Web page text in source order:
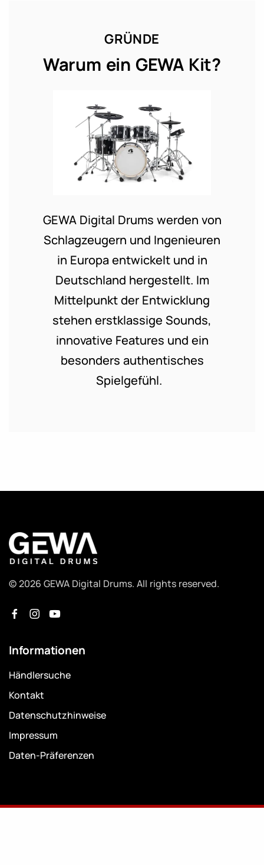
GRÜNDE
Warum ein GEWA Kit?
GEWA Digital Drums werden von
Schlagzeugern und Ingenieuren
in Europa entwickelt und in
Deutschland hergestellt. Im
Mittelpunkt der Entwicklung
stehen erstklassige Sounds,
innovative Features und ein
besonders authentisches
Spielgefühl.
© 2026 GEWA Digital Drums. All rights reserved.
Informationen
Händlersuche
Kontakt
Datenschutzhinweise
Impressum
Daten-Präferenzen